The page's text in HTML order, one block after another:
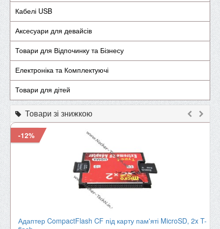
Кабелі USB
Аксесуари для девайсів
Товари для Відпочинку та Бізнесу
Електроніка та Комплектуючі
Товари для дітей
Товари зі знижкою
-12%
Адаптер CompactFlash CF під карту пам'яті MicroSD, 2x T-